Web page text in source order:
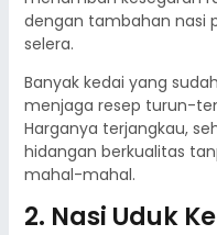
dengan tambahan nasi
selera.
Banyak kedai yang
menjaga resep turun-
Harganya terjangkau,
hidangan berkualitas
mahal-mahal.
2. Nasi Uduk